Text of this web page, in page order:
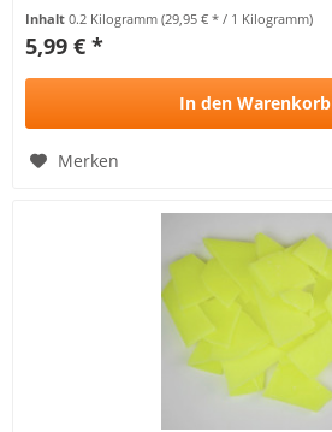
Inhalt0.2 Kilogramm(29,95 € * / 1 Kilogramm)
5,99 € *
In den Warenkorb
Merken